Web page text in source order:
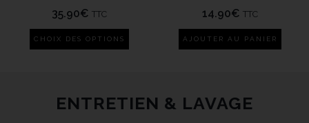
35.90€ TTC
CHOIX DES OPTIONS
14.90€ TTC
AJOUTER AU PANIER
ENTRETIEN & LAVAGE